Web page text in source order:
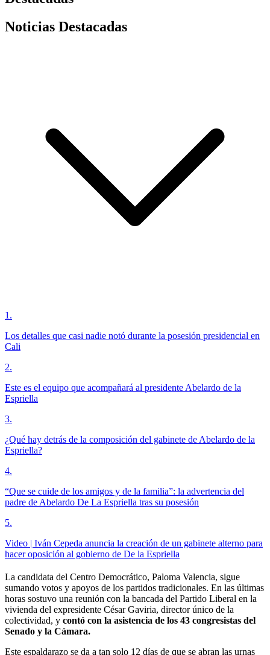
Noticias Destacadas
1 .
Los detalles que casi nadie notó durante la posesión presidencial en
Cali
2.
Este es el equipo que acompañará al presidente Abelardo de la
Espriella
3.
¿Qué hay detrás de la composición del gabinete de Abelardo de la
Espriella?
4.
“Que se cuide de los amigos y de la familia”: la advertencia del
padre de Abelardo De La Espriella tras su posesión
5.
Video | Iván Cepeda anuncia la creación de un gabinete alterno para
hacer oposición al gobierno de De la Espriella
La candidata del Centro Democrático, Paloma Valencia, sigue
sumando votos y apoyos de los partidos tradicionales. En las últimas
horas sostuvo una reunión con la bancada del Partido Liberal en la
vivienda del expresidente César Gaviria, director único de la
colectividad, y contó con la asistencia de los 43 congresistas del
Senado y la Cámara.
Este espaldarazo se da a tan solo 12 días de que se abran las urnas